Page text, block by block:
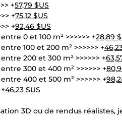
+57,79 $US
+75,12 $US
+92,46 $US
0 et 100 m² >>>>>> +28,89
100 et 200 m² >>>>>> +
200 et 300 m² >>>>>> +
300 et 400 m² >>>>>> +
400 et 500 m² >>>>>> +
46,23 $US
3D ou de rendus